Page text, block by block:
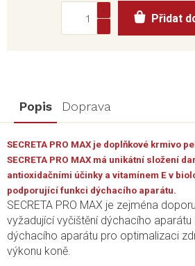
Přidat
Popis Doprava
SECRETA PRO MAX je doplňkové krmivo
SECRETA PRO MAX má unikátní složení
antioxidačními účinky a vitamínem E v
podporující funkci dýchacího aparátu.
SECRETA PRO MAX je zejména
vyžadující vyčištění dýchacího
dýchacího aparátu pro optimalizaci
výkonu koně.